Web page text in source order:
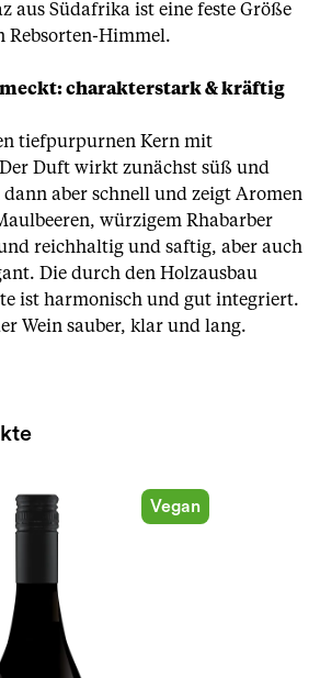
aus Südafrika ist eine feste Größe
Rebsorten-Himmel.
charakterstark & kräftig
tiefpurpurnen Kern mit
Duft wirkt zunächst süß und
aber schnell und zeigt Aromen
würzigem Rhabarber
reichhaltig und saftig, aber auch
Die durch den Holzausbau
ist harmonisch und gut integriert.
Wein sauber, klar und lang.
Vegan